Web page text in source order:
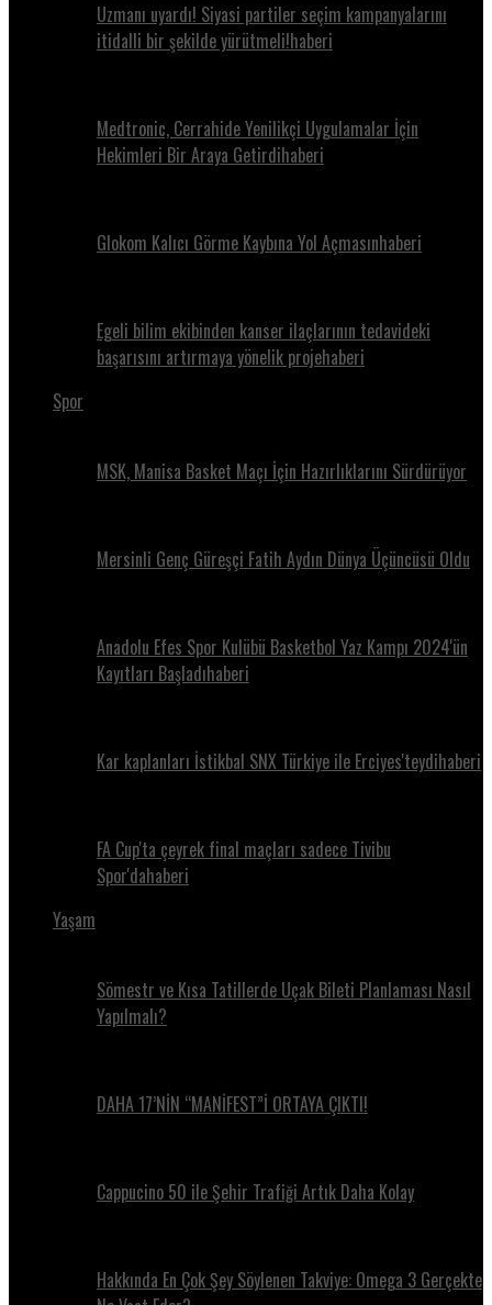
Uzmanı uyardı! Siyasi partiler seçim kampanyalarını
itidalli bir şekilde yürütmeli!haberi
Medtronic, Cerrahide Yenilikçi Uygulamalar İçin
Hekimleri Bir Araya Getirdihaberi
Glokom Kalıcı Görme Kaybına Yol Açmasınhaberi
Egeli bilim ekibinden kanser ilaçlarının tedavideki
başarısını artırmaya yönelik projehaberi
Spor
MSK, Manisa Basket Maçı İçin Hazırlıklarını Sürdürüyor
Mersinli Genç Güreşçi Fatih Aydın Dünya Üçüncüsü Oldu
Anadolu Efes Spor Kulübü Basketbol Yaz Kampı 2024'ün
Kayıtları Başladıhaberi
Kar kaplanları İstikbal SNX Türkiye ile Erciyes'teydihaberi
FA Cup'ta çeyrek final maçları sadece Tivibu
Spor'dahaberi
Yaşam
Sömestr ve Kısa Tatillerde Uçak Bileti Planlaması Nasıl
Yapılmalı?
DAHA 17’NİN “MANİFEST”İ ORTAYA ÇIKTI!
Cappucino 50 ile Şehir Trafiği Artık Daha Kolay
Hakkında En Çok Şey Söylenen Takviye: Omega 3 Gerçekte